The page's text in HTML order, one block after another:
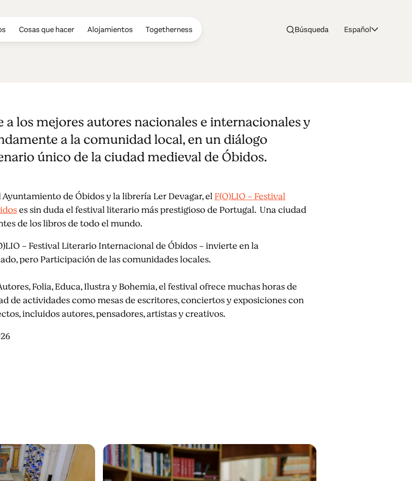
Cosas que hacer Alojamientos Togetherness Búsqueda Español
Literario
Óbidos
a los mejores autores nacionales e internacionales y
a la comunidad local, en un diálogo
único de la ciudad medieval de Óbidos.
de Óbidos y la librería Ler Devagar, elF(O)LIO - Festival
es sin duda el festival literario más prestigioso de Portugal. Una ciudad
de los libros de todo el mundo.
- Festival Literario Internacional de Óbidos - invierte en la
pero Participación de las comunidades locales.
Folia, Educa, Ilustra y Bohemia, el festival ofrece muchas horas de
de actividades como mesas de escritores, conciertos y exposiciones con
incluidos autores, pensadores, artistas y creativos.